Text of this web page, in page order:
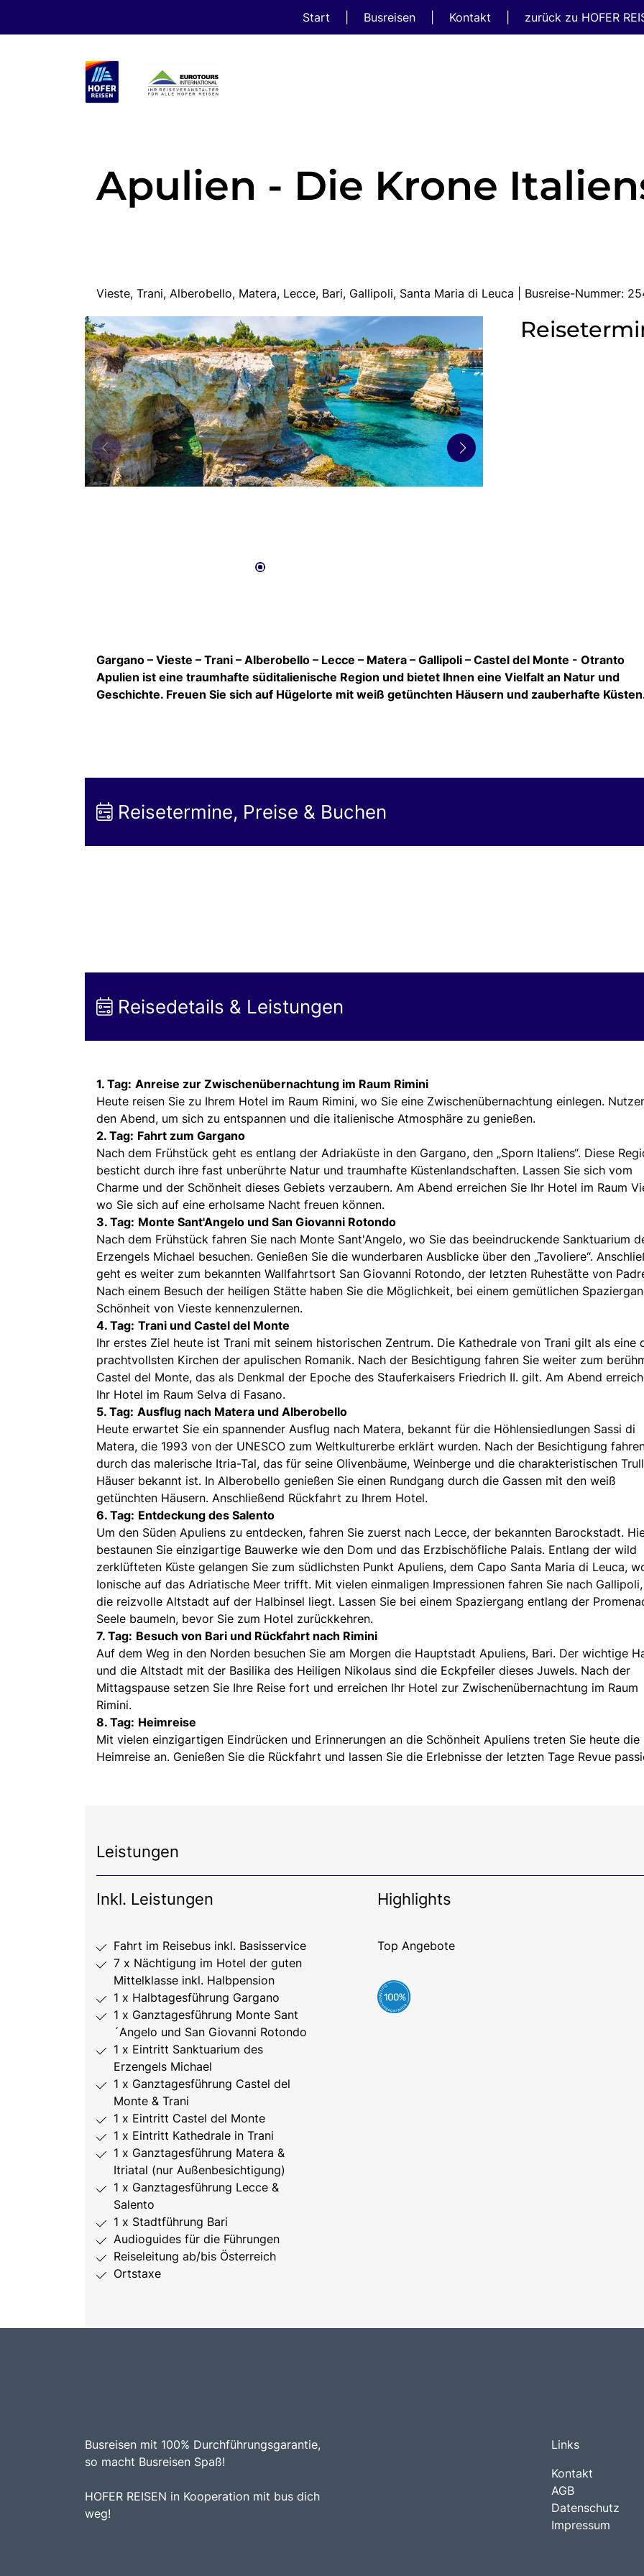
Start Busreisen Kontakt zurück zu HOFER
Apulien - Die Krone
Vieste, Trani, Alberobello, Matera, Lecce, Bari, Gallipoli, Santa Maria di Leuca | Busreise-Nummer:
Gargano – Vieste – Trani – Alberobello – Lecce – Matera – Gallipoli – Castel del Monte - Otranto
Apulien ist eine traumhafte süditalienische Region und bietet Ihnen eine Vielfalt an Natur und
Geschichte. Freuen Sie sich auf Hügelorte mit weiß getünchten Häusern und zauberhafte
Reisetermine, Preise & Buchen
Reisedetails & Leistungen
1. Tag: Anreise zur Zwischenübernachtung im Raum Rimini
Heute reisen Sie zu Ihrem Hotel im Raum Rimini, wo Sie eine Zwischenübernachtung einlegen.
den Abend, um sich zu entspannen und die italienische Atmosphäre zu genießen.
2. Tag: Fahrt zum Gargano
Nach dem Frühstück geht es entlang der Adriaküste in den Gargano, den „Sporn Italiens“. Diese
besticht durch ihre fast unberührte Natur und traumhafte Küstenlandschaften. Lassen Sie sich vom
Charme und der Schönheit dieses Gebiets verzaubern. Am Abend erreichen Sie Ihr Hotel im Raum
wo Sie sich auf eine erholsame Nacht freuen können.
3. Tag: Monte Sant'Angelo und San Giovanni Rotondo
Nach dem Frühstück fahren Sie nach Monte Sant'Angelo, wo Sie das beeindruckende Sanktuarium
Erzengels Michael besuchen. Genießen Sie die wunderbaren Ausblicke über den „Tavoliere“.
geht es weiter zum bekannten Wallfahrtsort San Giovanni Rotondo, der letzten Ruhestätte von
Nach einem Besuch der heiligen Stätte haben Sie die Möglichkeit, bei einem gemütlichen
Schönheit von Vieste kennenzulernen.
4. Tag: Trani und Castel del Monte
Ihr erstes Ziel heute ist Trani mit seinem historischen Zentrum. Die Kathedrale von Trani gilt als eine
prachtvollsten Kirchen der apulischen Romanik. Nach der Besichtigung fahren Sie weiter zum
Castel del Monte, das als Denkmal der Epoche des Stauferkaisers Friedrich II. gilt. Am Abend
Ihr Hotel im Raum Selva di Fasano.
5. Tag: Ausflug nach Matera und Alberobello
Heute erwartet Sie ein spannender Ausflug nach Matera, bekannt für die Höhlensiedlungen Sassi di
Matera, die 1993 von der UNESCO zum Weltkulturerbe erklärt wurden. Nach der Besichtigung
durch das malerische Itria-Tal, das für seine Olivenbäume, Weinberge und die charakteristischen
Häuser bekannt ist. In Alberobello genießen Sie einen Rundgang durch die Gassen mit den weiß
getünchten Häusern. Anschließend Rückfahrt zu Ihrem Hotel.
6. Tag: Entdeckung des Salento
Um den Süden Apuliens zu entdecken, fahren Sie zuerst nach Lecce, der bekannten Barockstadt.
bestaunen Sie einzigartige Bauwerke wie den Dom und das Erzbischöfliche Palais. Entlang der wild
zerklüfteten Küste gelangen Sie zum südlichsten Punkt Apuliens, dem Capo Santa Maria di Leuca,
Ionische auf das Adriatische Meer trifft. Mit vielen einmaligen Impressionen fahren Sie nach
die reizvolle Altstadt auf der Halbinsel liegt. Lassen Sie bei einem Spaziergang entlang der
Seele baumeln, bevor Sie zum Hotel zurückkehren.
7. Tag: Besuch von Bari und Rückfahrt nach Rimini
Auf dem Weg in den Norden besuchen Sie am Morgen die Hauptstadt Apuliens, Bari. Der wichtige
und die Altstadt mit der Basilika des Heiligen Nikolaus sind die Eckpfeiler dieses Juwels. Nach der
Mittagspause setzen Sie Ihre Reise fort und erreichen Ihr Hotel zur Zwischenübernachtung im Raum
Rimini.
8. Tag: Heimreise
Mit vielen einzigartigen Eindrücken und Erinnerungen an die Schönheit Apuliens treten Sie heute die
Heimreise an. Genießen Sie die Rückfahrt und lassen Sie die Erlebnisse der letzten Tage Revue
Leistungen
Inkl. Leistungen
Fahrt im Reisebus inkl. Basisservice
7 x Nächtigung im Hotel der guten
Mittelklasse inkl. Halbpension
1 x Halbtagesführung Gargano
1 x Ganztagesführung Monte Sant
´Angelo und San Giovanni Rotondo
1 x Eintritt Sanktuarium des
Erzengels Michael
1 x Ganztagesführung Castel del
Monte & Trani
1 x Eintritt Castel del Monte
1 x Eintritt Kathedrale in Trani
1 x Ganztagesführung Matera &
Itriatal (nur Außenbesichtigung)
1 x Ganztagesführung Lecce &
Salento
1 x Stadtführung Bari
Audioguides für die Führungen
Reiseleitung ab/bis Österreich
Ortstaxe
Highlights
Top Angebote
Busreisen mit 100% Durchführungsgarantie,
so macht Busreisen Spaß!
HOFER REISEN in Kooperation mit bus dich
weg!
Links
Kontakt
AGB
Datenschutz
Impressum